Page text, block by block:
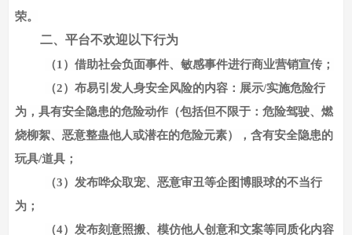
荣。
二、平台不欢迎以下行为
（1）借助社会负面事件、敏感事件进行商业营销宣传；
（2）布易引发人身安全风险的内容：展示/实施危险行
为，具有安全隐患的危险动作（包括但不限于：危险驾驶、燃
烧柳絮、恶意整蛊他人或潜在的危险元素），含有安全隐患的
玩具/道具；
（3）发布哗众取宠、恶意审丑等企图博眼球的不当行
为；
（4）发布刻意照搬、模仿他人创意和文案等同质化内容